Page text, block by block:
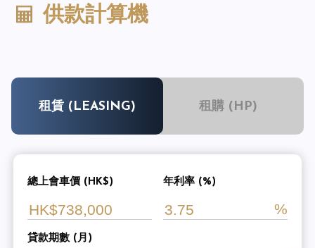
供款計算機
租賃 (LEASING) 租購 (HP)
總上會車價 (HK$) 年利率 (%)
貸款期數 (月)